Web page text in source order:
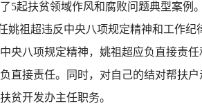
5起扶贫领域作风和腐败问题典型案例。
祖超违反中央八项规定精神和工作
央八项规定精神，姚祖超应负直接责
直接责任。同时，对自己的结对帮扶
贫开发办主任职务。